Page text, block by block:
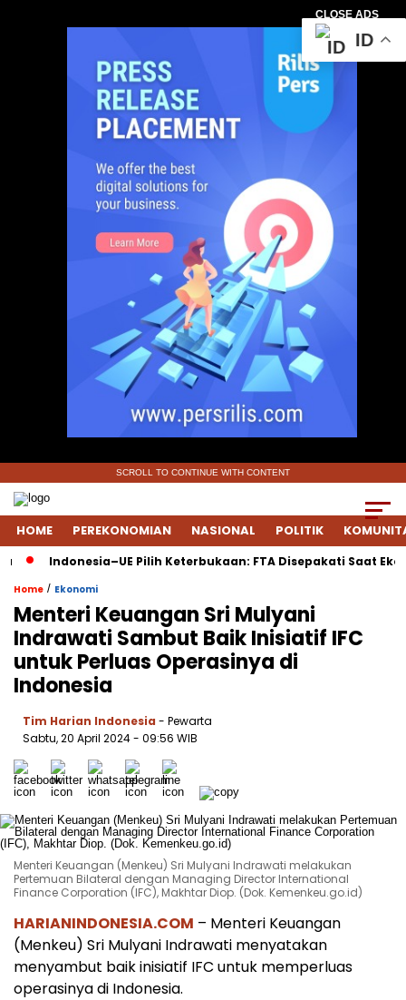
CLOSE ADS
SCROLL TO CONTINUE WITH CONTENT
HOME PEREKONOMIAN NASIONAL POLITIK
Indonesia–UE Pilih Keterbukaan: FTA Disepakati Saat
Home / Ekonomi
Menteri Keuangan Sri Mulyani
Indrawati Sambut Baik Inisiatif IFC
untuk Perluas Operasinya di
Indonesia
Tim Harian Indonesia - Pewarta
Sabtu, 20 April 2024- 09:56 WIB
Menteri Keuangan (Menkeu) Sri Mulyani Indrawati melakukan
Pertemuan Bilateral dengan Managing Director International
Finance Corporation (IFC), Makhtar Diop. (Dok. Kemenkeu.go.id)
HARIANINDONESIA.COM – Menteri Keuangan
(Menkeu) Sri Mulyani Indrawati menyatakan
menyambut baik inisiatif IFC untuk memperluas
operasinya di Indonesia.
ID